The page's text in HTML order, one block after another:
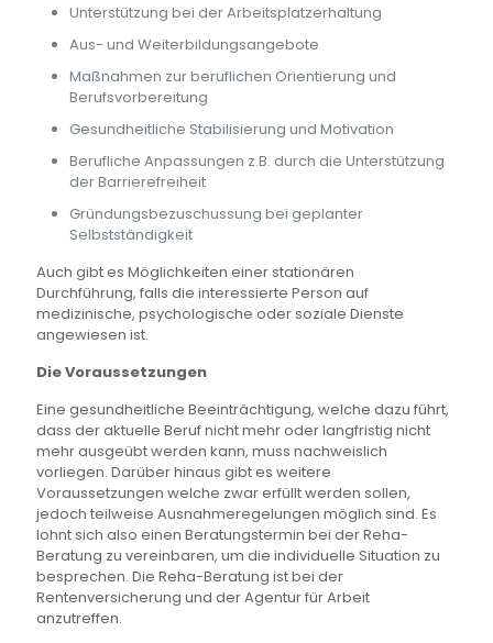
Unterstützung bei der Arbeitsplatzerhaltung
Aus- und Weiterbildungsangebote
Maßnahmen zur beruflichen Orientierung und
Berufsvorbereitung
Gesundheitliche Stabilisierung und Motivation
Berufliche Anpassungen z.B. durch die Unterstützung
der Barrierefreiheit
Gründungsbezuschussung bei geplanter
Selbstständigkeit
Auch gibt es Möglichkeiten einer stationären
Durchführung, falls die interessierte Person auf
medizinische, psychologische oder soziale Dienste
angewiesen ist.
Die Voraussetzungen
Eine gesundheitliche Beeinträchtigung, welche dazu führt,
dass der aktuelle Beruf nicht mehr oder langfristig nicht
mehr ausgeübt werden kann, muss nachweislich
vorliegen. Darüber hinaus gibt es weitere
Voraussetzungen welche zwar erfüllt werden sollen,
jedoch teilweise Ausnahmeregelungen möglich sind. Es
lohnt sich also einen Beratungstermin bei der Reha-
Beratung zu vereinbaren, um die individuelle Situation zu
besprechen. Die Reha-Beratung ist bei der
Rentenversicherung und der Agentur für Arbeit
anzutreffen.